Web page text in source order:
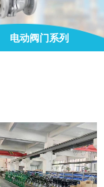
气动阀门系列
手动阀门系列
电动阀门系列
气动阀门系列